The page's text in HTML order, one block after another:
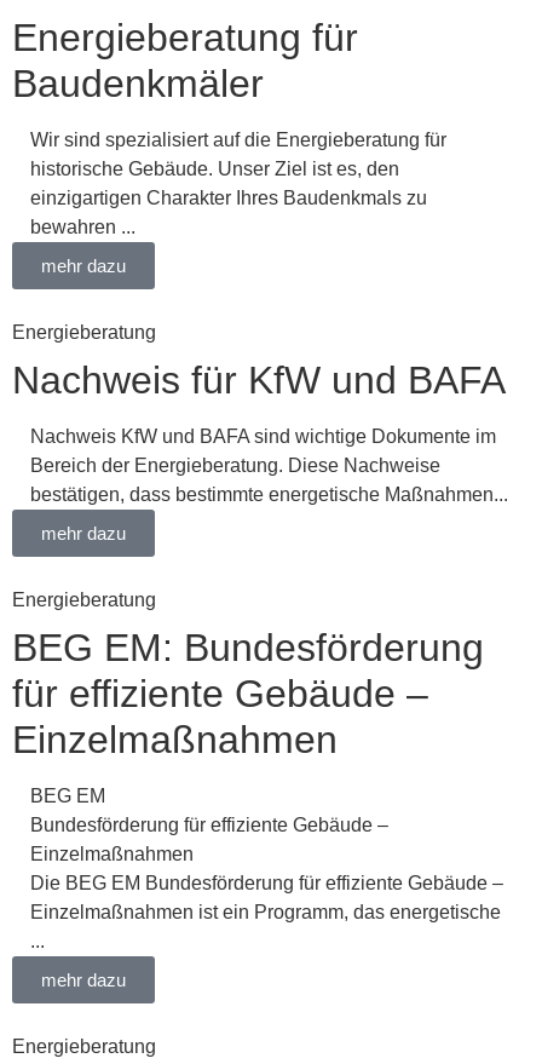
Energieberatung für
Baudenkmäler
Wir sind spezialisiert auf die Energieberatung für
historische Gebäude. Unser Ziel ist es, den
einzigartigen Charakter Ihres Baudenkmals zu
bewahren ...
mehr dazu
Energieberatung
Nachweis für KfW und BAFA
Nachweis KfW und BAFA sind wichtige Dokumente im
Bereich der Energieberatung. Diese Nachweise
bestätigen, dass bestimmte energetische Maßnahmen...
mehr dazu
Energieberatung
BEG EM: Bundesförderung
für effiziente Gebäude –
Einzelmaßnahmen
BEG EM
Bundesförderung für effiziente Gebäude –
Einzelmaßnahmen
Die BEG EM Bundesförderung für effiziente Gebäude –
Einzelmaßnahmen ist ein Programm, das energetische
...
mehr dazu
Energieberatung